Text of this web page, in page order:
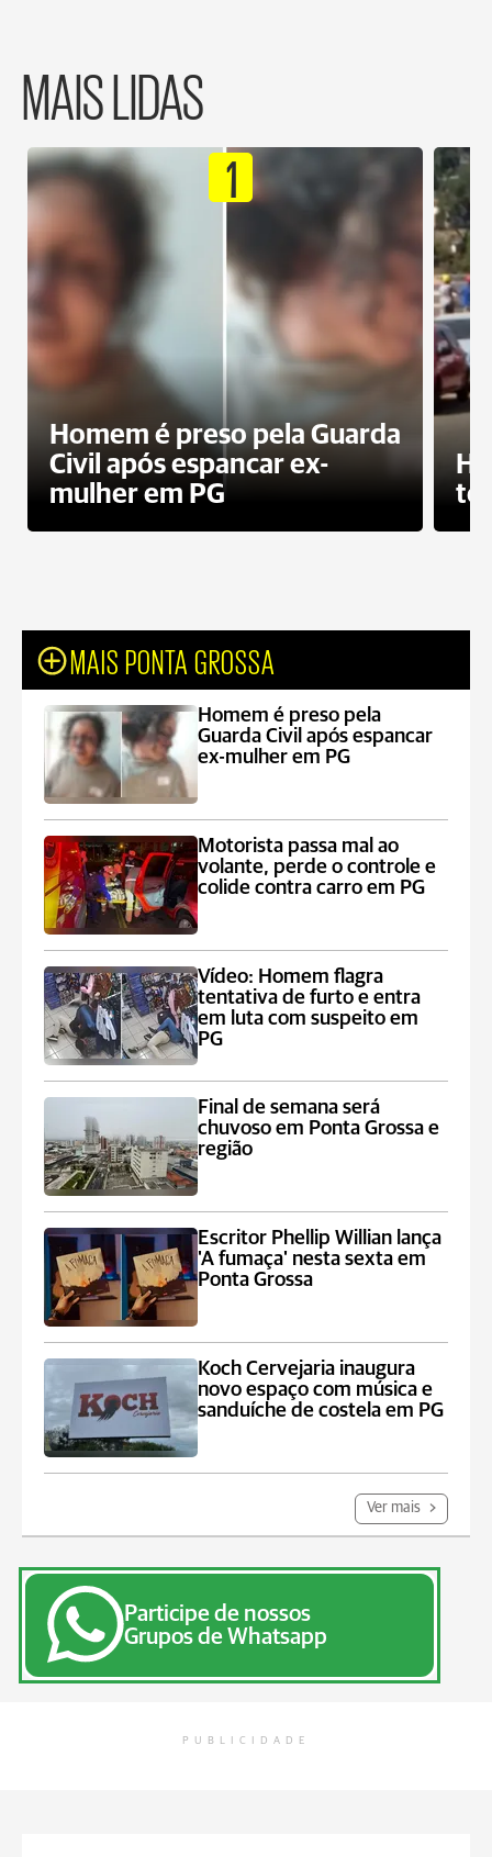
MAIS LIDAS
1
Homem é preso pela Guarda
Civil após espancar ex-
mulher em PG
MAIS PONTA GROSSA
Homem é preso pela
Guarda Civil após espancar
ex-mulher em PG
Motorista passa mal ao
volante, perde o controle e
colide contra carro em PG
Vídeo: Homem flagra
tentativa de furto e entra
em luta com suspeito em
PG
Final de semana será
chuvoso em Ponta Grossa e
região
Escritor Phellip Willian lança
'A fumaça' nesta sexta em
Ponta Grossa
Koch Cervejaria inaugura
novo espaço com música e
sanduíche de costela em PG
Ver mais
Participe de nossos
Grupos de Whatsapp
PUBLICIDADE